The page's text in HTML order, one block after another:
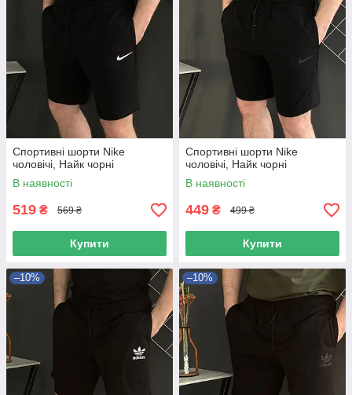
Спортивні шорти Nike
чоловічі, Найк чорні
В наявності
519 ₴ 569 ₴
Купити
Спортивні шорти Nike
чоловічі, Найк чорні
В наявності
449 ₴ 499 ₴
Купити
–10% –10%